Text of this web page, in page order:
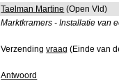
Taelman Martine (Open Vld)
Marktkramers - Installatie van
Verzendingvraag (Einde van
Antwoord